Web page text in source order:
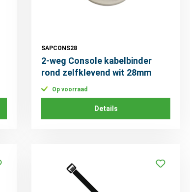
SAPCONS28
2-weg Console kabelbinder
rond zelfklevend wit 28mm
Op voorraad
Details